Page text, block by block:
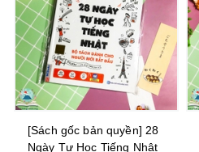
[Sách gốc bản quyền] 28
Ngày Tự Học Tiếng Nhật